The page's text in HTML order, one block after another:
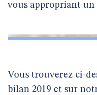
vous appropriant
Vous trouverez ci-
bilan 2019 et sur